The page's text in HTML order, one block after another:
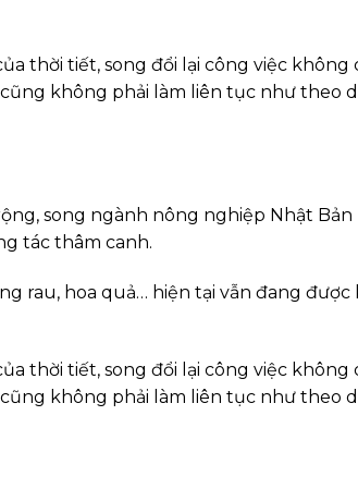
thời tiết, song đổi lại công việc không
không phải làm liên tục như theo
song ngành nông nghiệp Nhật Bản
tác thâm canh.
rau, hoa quả… hiện tại vẫn đang được
thời tiết, song đổi lại công việc không
không phải làm liên tục như theo